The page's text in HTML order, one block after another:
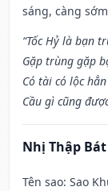
sáng, càng
“Tốc Hỷ là bạn
Gặp trùng gặp
Có tài có lộc
Cầu gì cũng
Nhị Thập Bát
Tên sao: Sao